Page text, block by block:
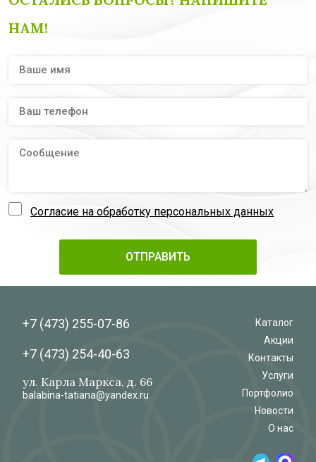
НАМ!
Согласие на обработку персональных данных
+7 (473) 255-07-86
+7 (473) 254-40-63
ул. Карла Маркса, д. 66
balabina-tatiana@yandex.ru
Каталог
Акции
Контакты
Услуги
Портфолио
Новости
О нас